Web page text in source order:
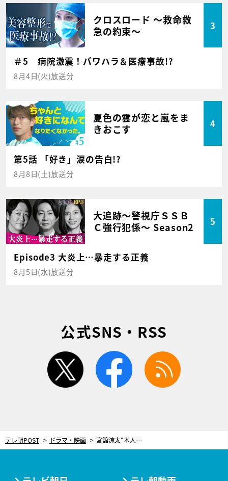
クロスロード ～救命救
急の約束～
3
＃5 病院激震！パワハラ＆医療事故!?
8月4日(火)放送分
夏色の雲が恋と嵐をま
きおこす
4
第5話 「好き」涙の告白!?
8月8日(土)放送分
大追跡～警視庁ＳＳＢ
Ｃ強行犯係～ Season2
5
Episode3 大炎上…暴走する正義
8月5日(水)放送分
公式SNS・RSS
twitter facebook
テレ朝POST ドラマ・映画 宮舘涼太“本人”への感動サプライズ！『ターミネーターと恋しちゃったら』最終回で迫真の演技